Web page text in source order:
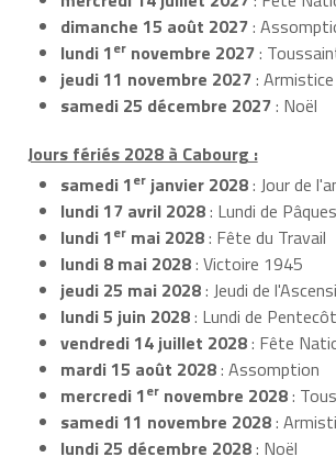
dimanche 15 août 2027:
lundi 1er novembre 2027:
jeudi 11 novembre 2027:
samedi 25 décembre 2027: Noël
Jours fériés 2028 à Cabourg :
samedi 1er janvier 2028: Jour de
lundi 17 avril 2028: Lundi de Pâques
lundi 1er mai 2028: Fête du Travail
lundi 8 mai 2028: Victoire 1945
jeudi 25 mai 2028: Jeudi de
lundi 5 juin 2028: Lundi de
vendredi 14 juillet 2028: Fête
mardi 15 août 2028: Assomption
mercredi 1er novembre 2028:
samedi 11 novembre 2028:
lundi 25 décembre 2028: Noël